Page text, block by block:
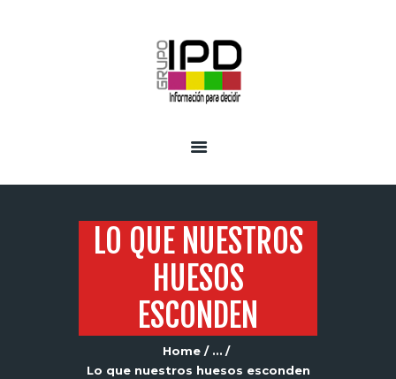
LO QUE NUESTROS
HUESOS
ESCONDEN
Home
...
Lo que nuestros huesos esconden